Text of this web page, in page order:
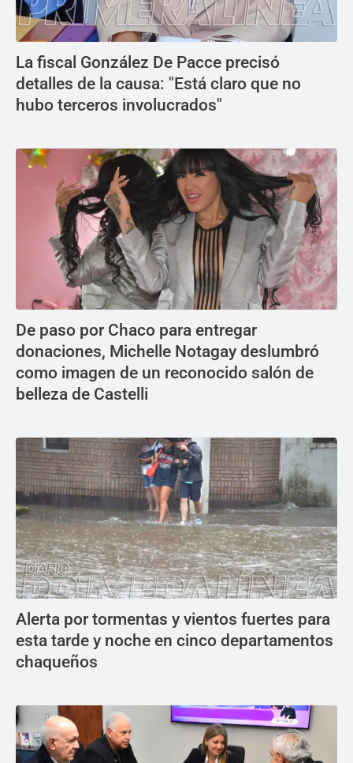
La fiscal González De Pacce precisó
detalles de la causa: "Está claro que no
hubo terceros involucrados"
De paso por Chaco para entregar
donaciones, Michelle Notagay deslumbró
como imagen de un reconocido salón de
belleza de Castelli
Alerta por tormentas y vientos fuertes para
esta tarde y noche en cinco departamentos
chaqueños